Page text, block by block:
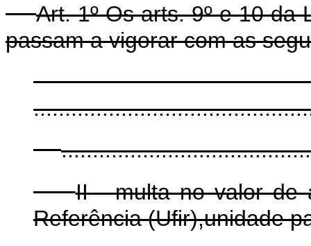
Art. 1º Os arts. 9º e 10 da
passam a vigorar com as
II - multa no valor de
Referência (Ufir),unidade